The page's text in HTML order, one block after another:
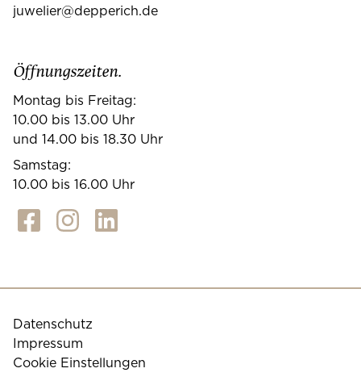
juwelier@depperich.de
Öffnungszeiten.
Montag bis Freitag:
10.00 bis 13.00 Uhr
und 14.00 bis 18.30 Uhr
Samstag:
10.00 bis 16.00 Uhr
Datenschutz
Impressum
Cookie Einstellungen